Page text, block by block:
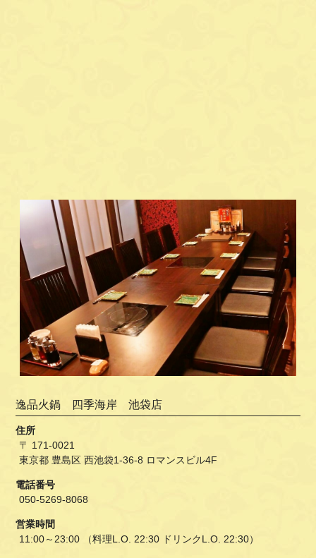
逸品火鍋 四季海岸 池袋店
住所
〒 171-0021
東京都 豊島区 西池袋1-36-8 ロマンスビル4F
電話番号
050-5269-8068
営業時間
11:00～23:00 （料理L.O. 22:30 ドリンクL.O. 22:30）